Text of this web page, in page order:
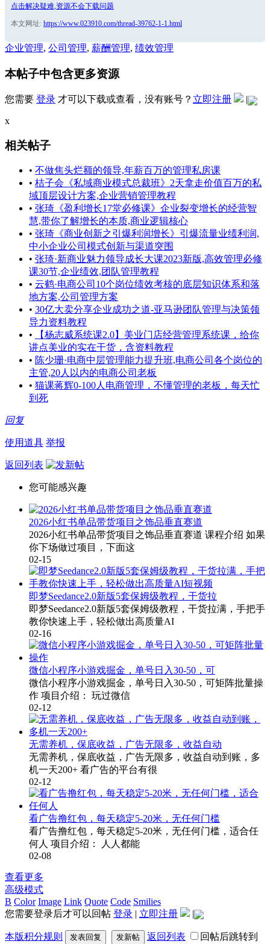
点击解决疑难,资源不会下载问题
本文网址: https://www.023910.com/thread-39762-1-1.html
企业管理, 公司管理, 薪酬管理, 绩效管理
本帖子中包含更多资源
您需要 登录 才可以下载或查看，没有账号？ 立即注册 |
x
相关帖子
• 不做焦头烂额的领导,年薪百万的管理私房课
• 桔子会《私域商业模式总裁班》2天拿走价值百万的私
域顶层设计方案,企业营销管理教程
• 张琦《盈利增长17堂必修课》企业裂变增长的经营智
慧,带你了解增长的本质,商业逻辑核心
• 张琦《商业创新之引爆利润增长》引爆流量业绩利润,
中小企业公司模式创新与渠道突围
• 张琦·新商业魅力领导成长大课2023新版,高效管理必修
课30节,企业绩效,团队管理教程
• 云鹤·电商公司10个岗位绩效考核的底层知识体系和落
地方案,公司管理方案
• 30亿大卖分享企业成功之道-亚马逊团队管理与决策领
导力资料教程
•
【杨志威系统课2.0】美业门店经营管理系统课，给你
讲点美业的实在干货，含资料教程
• 陈少珊·电商中层管理能力提升班,电商公司各个岗位的
主管,20人以内的电商公司老板
• 猫课蒋辉0-100人电商管理，不懂管理的老板，每天忙
到死
回复
使用道具 举报
返回列表
您可能感兴趣
2026小红书单品带货项目之饰品垂直赛道
2026小红书单品带货项目之饰品垂直赛道 课程介绍 如果
你下场做过项目，下面这
02-15
即梦Seedance2.0新版5套保姆级教程，干货拉
即梦Seedance2.0新版5套保姆级教程，干货拉满，手把手
教你快速上手，轻松做出高质量AI
02-16
微信小程序小游戏掘金，单号日入30-50，可
微信小程序小游戏掘金，单号日入30-50，可矩阵批量操
作 项目介绍： 玩过微信
02-12
无需养机，保底收益，广告无限多，收益自动
无需养机，保底收益，广告无限多，收益自动到账，多
机一天200+ 看广告的平台有很
02-12
看广告撸红包，每天稳定5-20米，无任何门槛
看广告撸红包，每天稳定5-20米，无任何门槛，适合任
何人 项目介绍： 人人都能
02-08
查看更多
高级模式
B Color Image Link Quote Code Smilies
您需要登录后才可以回帖 登录 | 立即注册 |
本版积分规则 发表回复 发新帖 返回列表 回帖后跳转到